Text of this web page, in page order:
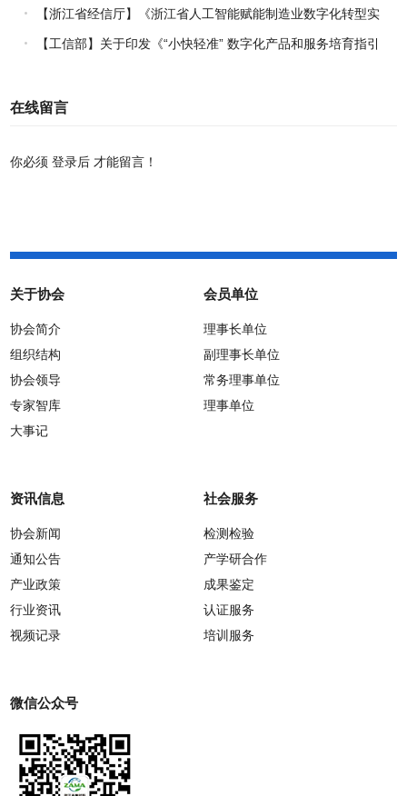
知
【浙江省经信厅】《浙江省人工智能赋能制造业数字化转型实
施方案（2026-2030年）》印发
【工信部】关于印发《“小快轻准” 数字化产品和服务培育指引
在线留言
你必须登录后 才能留言！
关于协会
协会简介
组织结构
协会领导
专家智库
大事记
会员单位
理事长单位
副理事长单位
常务理事单位
理事单位
资讯信息
协会新闻
通知公告
产业政策
行业资讯
视频记录
社会服务
检测检验
产学研合作
成果鉴定
认证服务
培训服务
微信公众号